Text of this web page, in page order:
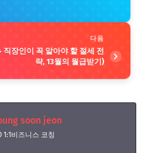
다음
장인이 꼭 알아야 할 절세 전
략, 13월의 월급받기)
soon jeon
1:1비즈니스 코칭